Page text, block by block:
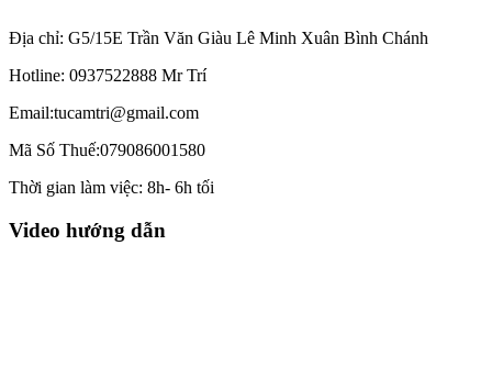
Địa chỉ: G5/15E Trần Văn Giàu Lê Minh Xuân Bình Chánh
Hotline: 0937522888 Mr Trí
Email:tucamtri@gmail.com
Mã Số Thuế:079086001580
Thời gian làm việc: 8h- 6h tối
Video hướng dẫn